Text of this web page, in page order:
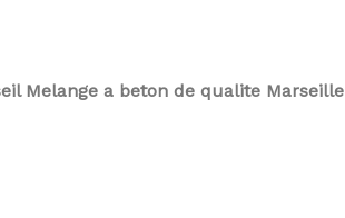
Melange a beton de qualite Marseille